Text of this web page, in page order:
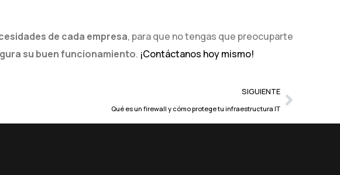
de cada empresa, para que no tengas que preocuparte
su buen funcionamiento. ¡Contáctanos hoy mismo!
SIGUIENTE
Qué es un firewall y cómo protege tu infraestructura IT